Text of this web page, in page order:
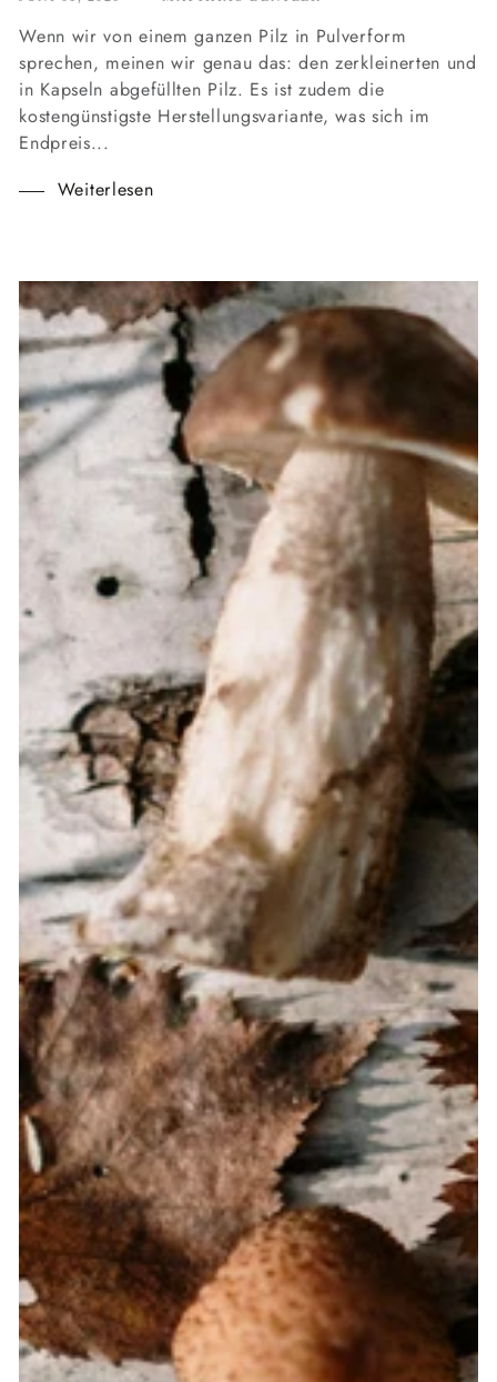
Wenn wir von einem ganzen Pilz in Pulverform
sprechen, meinen wir genau das: den zerkleinerten und
in Kapseln abgefüllten Pilz. Es ist zudem die
kostengünstigste Herstellungsvariante, was sich im
Endpreis...
Weiterlesen